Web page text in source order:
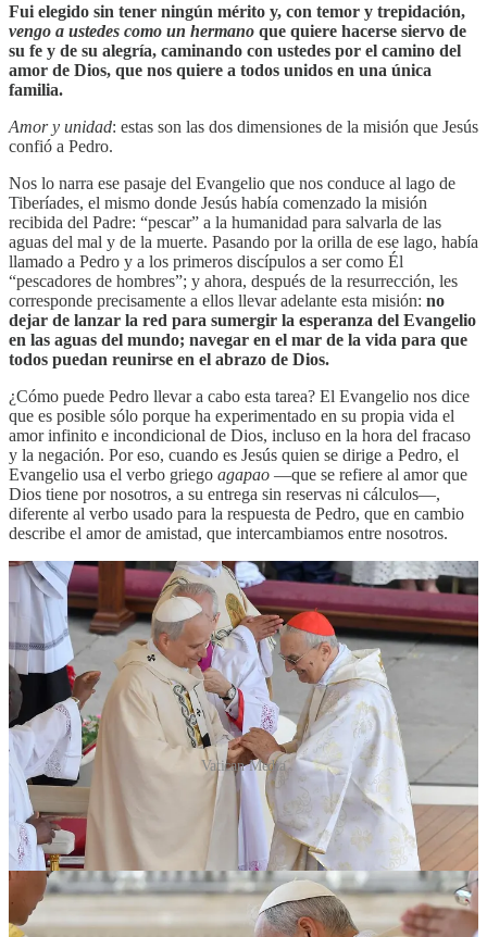
Fui elegido sin tener ningún mérito y, con temor y trepidación,
vengo a ustedes como un hermano que quiere hacerse siervo de
su fe y de su alegría, caminando con ustedes por el camino del
amor de Dios, que nos quiere a todos unidos en una única
familia.
Amor y unidad: estas son las dos dimensiones de la misión que Jesús
confió a Pedro.
Nos lo narra ese pasaje del Evangelio que nos conduce al lago de
Tiberíades, el mismo donde Jesús había comenzado la misión
recibida del Padre: “pescar” a la humanidad para salvarla de las
aguas del mal y de la muerte. Pasando por la orilla de ese lago, había
llamado a Pedro y a los primeros discípulos a ser como Él
“pescadores de hombres”; y ahora, después de la resurrección, les
corresponde precisamente a ellos llevar adelante esta misión: no
dejar de lanzar la red para sumergir la esperanza del Evangelio
en las aguas del mundo; navegar en el mar de la vida para que
todos puedan reunirse en el abrazo de Dios.
¿Cómo puede Pedro llevar a cabo esta tarea? El Evangelio nos dice
que es posible sólo porque ha experimentado en su propia vida el
amor infinito e incondicional de Dios, incluso en la hora del fracaso
y la negación. Por eso, cuando es Jesús quien se dirige a Pedro, el
Evangelio usa el verbo griego agapao —que se refiere al amor que
Dios tiene por nosotros, a su entrega sin reservas ni cálculos—,
diferente al verbo usado para la respuesta de Pedro, que en cambio
describe el amor de amistad, que intercambiamos entre nosotros.
Vatican Media
Cuando Jesús le pregunta a Pedro: «Simón, hijo de Juan, ¿me
amas?» (Jn 21,16), indica pues el amor del Padre. Es como si Jesús
le dijera: sólo si has conocido y experimentado el amor de Dios, que
nunca falla, podrás apacentar a mis corderos; sólo en el amor de
Dios Padre podrás amar a tus hermanos “aún más”, es decir, hasta
ofrecer la vida por ellos.